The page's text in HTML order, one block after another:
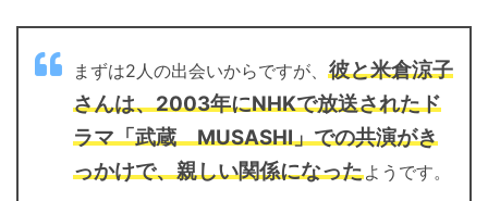
まずは2人の出会いからですが、 彼と米倉涼子
さんは、2003年にNHKで放送されたド
ラマ「武蔵 MUSASHI」での共演がき
っかけで、親しい関係になったようです。